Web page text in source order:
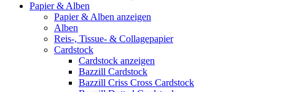
Papier & Alben
Papier & Alben anzeigen
Alben
Reis-, Tissue- & Collagepapier
Cardstock
Cardstock anzeigen
Bazzill Cardstock
Bazzill Criss Cross Cardstock